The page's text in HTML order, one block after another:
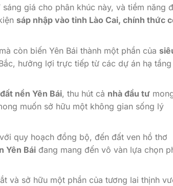
giá cho phân khúc này, và tiềm năng
sáp nhập vào tỉnh Lào Cai, chính thức
còn biến Yên Bái thành một phần của
hưởng lợi trực tiếp từ các dự án hạ tầng
đất nền Yên Bái, thu hút cả nhà đầu tư
muốn sở hữu một không gian sống lý
quy hoạch đồng bộ, đến đất ven hồ thơ
Yên Báiđang mang đến vô vàn lựa chọn
và sở hữu một phần của tương lai thịnh